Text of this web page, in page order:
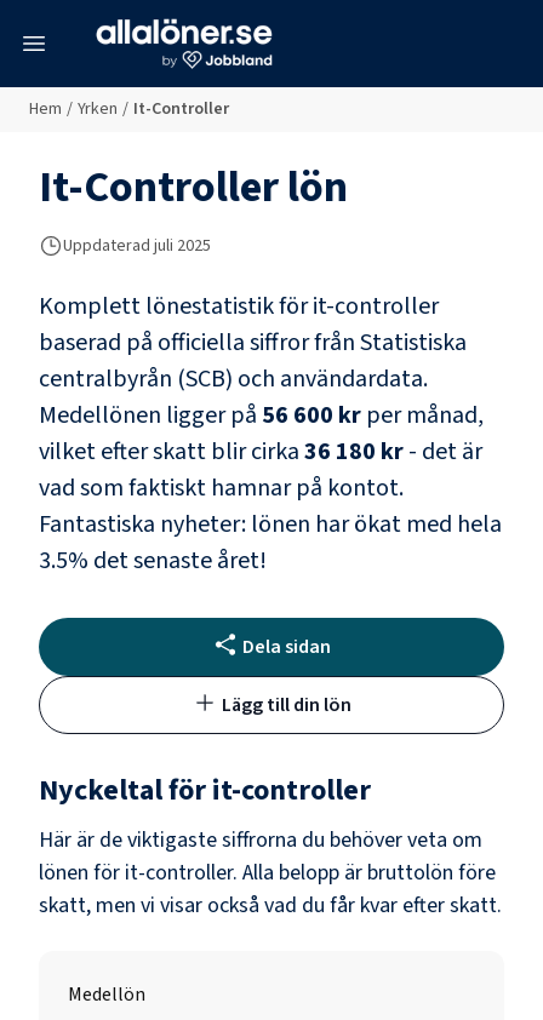
Hem / Yrken / It-Controller
It-Controllerlön
Uppdaterad juli 2025
Komplett lönestatistik förit-controller
baserad på officiella siffror från Statistiska
centralbyrån (SCB) och användardata.
Medellönen ligger på 56 600 kr per månad,
vilket efter skatt blir cirka36 180 kr- det är
vad som faktiskt hamnar på kontot.
Fantastiska nyheter: lönen har ökat med hela
3.5% det senaste året!
Dela sidan
Lägg till din lön
Nyckeltal förit-controller
Här är de viktigaste siffrorna du behöver veta om
lönen för it-controller. Alla belopp är bruttolön före
skatt, men vi visar också vad du får kvar efter skatt.
Medellön